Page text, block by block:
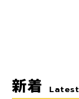
新着 Latest